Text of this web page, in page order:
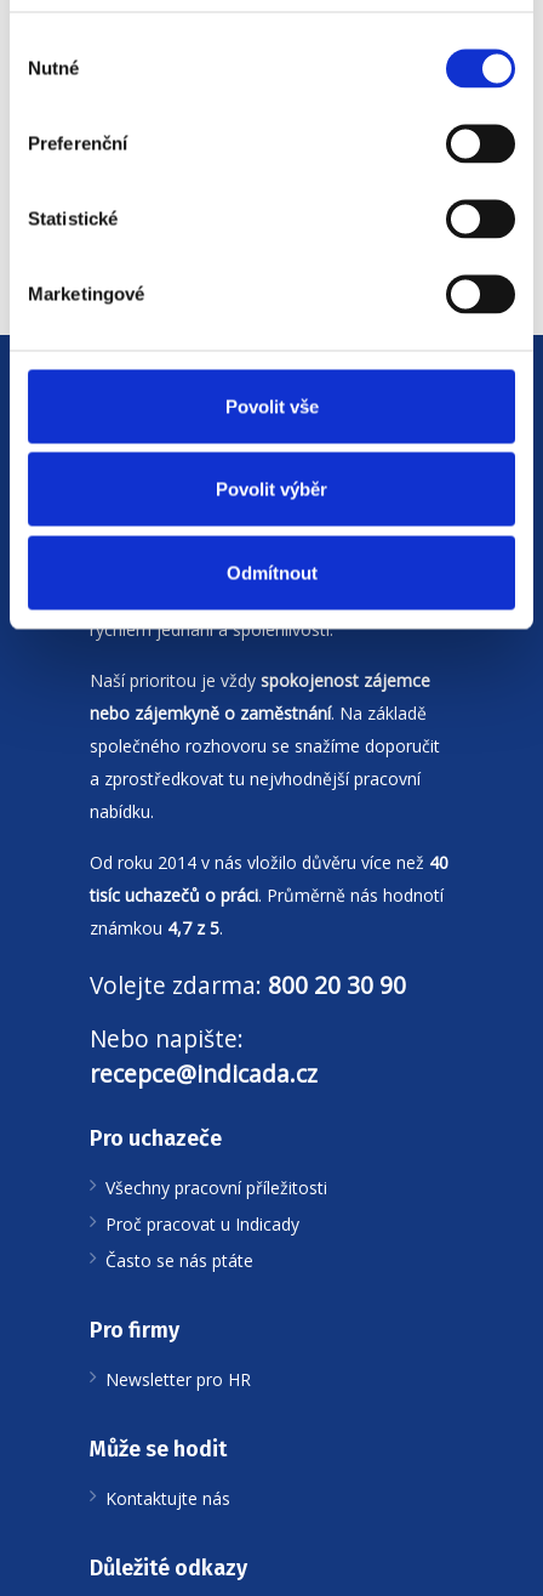
souhlasu
Nutné
Preferenční
Statistické
Marketingové
Povolit vše
Povolit výběr
Odmítnout
JsmeHR agenturas pobočkami v
Moravskoslezském krajia Polsku. Zakládáme
rychlém jednání a spolehlivosti.
Naší prioritou je vždy spokojenost zájemce
nebo zájemkyně o zaměstnání. Na základě
společného rozhovoru se snažíme doporučit
a zprostředkovat tu nejvhodnější pracovní
nabídku.
Od roku 2014 v nás vložilo důvěru více než 40
tisíc uchazečů o práci. Průměrně nás hodnotí
známkou 4,7 z 5.
Volejte zdarma: 800 20 30 90
Nebo napište:
recepce@indicada.cz
Pro uchazeče
Všechny pracovní příležitosti
Proč pracovat u Indicady
Často se nás ptáte
Pro firmy
Newsletter pro HR
Může se hodit
Kontaktujte nás
Důležité odkazy